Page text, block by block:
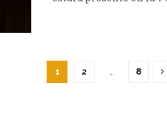
1 2 8